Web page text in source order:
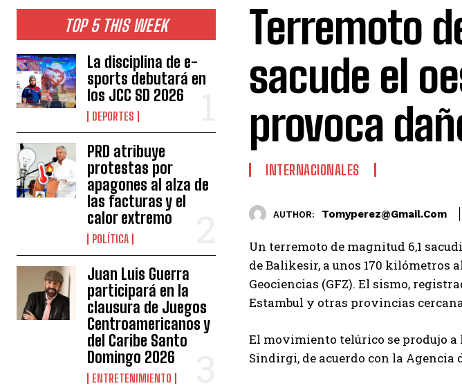
TOP 5 THIS WEEK
La disciplina de e-
sports debutará en
los JCC SD 2026
DEPORTES
PRD atribuye
protestas por
apagones al alza de
las facturas y el
calor extremo
POLÍTICA
Juan Luis Guerra
participará en la
clausura de Juegos
Centroamericanos y
del Caribe Santo
Domingo 2026
ENTRETENIMIENTO
Terremoto
sacude el
provoca
INTERNACIONALES
AUTHOR: Tomyperez@gmail.com
Un terremoto de magnitud 6,1
de Balikesir, a unos 170 kilómetros
Geociencias (GFZ). El sismo,
Estambul y otras provincias
El movimiento telúrico se produjo a
Sindirgi, de acuerdo con la Agencia